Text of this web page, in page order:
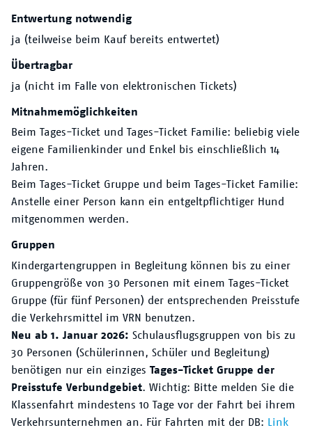
Entwertung notwendig
ja (teilweise beim Kauf bereits entwertet)
Übertragbar
ja (nicht im Falle von elektronischen Tickets)
Mitnahmemöglichkeiten
Beim Tages-Ticket und Tages-Ticket Familie: beliebig viele
eigene Familienkinder und Enkel bis einschließlich 14
Jahren.
Beim Tages-Ticket Gruppe und beim Tages-Ticket Familie:
Anstelle einer Person kann ein entgeltpflichtiger Hund
mitgenommen werden.
Gruppen
Kindergartengruppen in Begleitung können bis zu einer
Gruppengröße von 30 Personen mit einem Tages-Ticket
Gruppe (für fünf Personen) der entsprechenden Preisstufe
die Verkehrsmittel im VRN benutzen.
Neu ab 1. Januar 2026: Schulausflugsgruppen von bis zu
30 Personen (Schülerinnen, Schüler und Begleitung)
benötigen nur ein einziges Tages-Ticket Gruppe der
Preisstufe Verbundgebiet. Wichtig: Bitte melden Sie die
Klassenfahrt mindestens 10 Tage vor der Fahrt bei ihrem
Verkehrsunternehmen an. Für Fahrten mit der DB: Link